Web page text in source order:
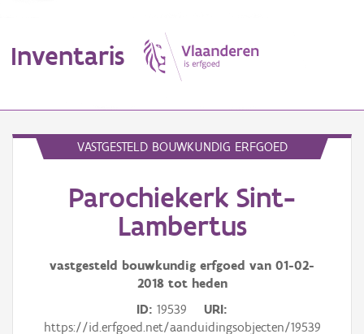
Inventaris
Erfgoedobject
Waarneming
VASTGESTELD BOUWKUNDIG ERFGOED
Parochiekerk Sint-
Lambertus
vastgesteld bouwkundig erfgoed van 01-02-
2018tot heden
ID 19539
URI
https://id.erfgoed.net/aanduidingsobjecten/19539